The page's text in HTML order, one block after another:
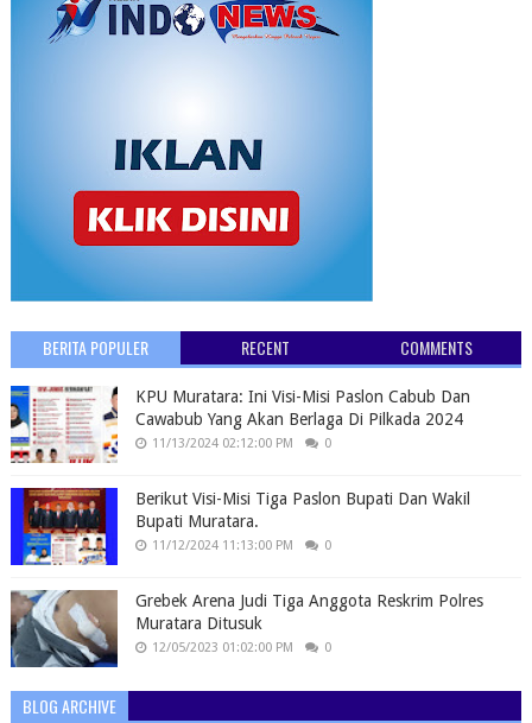
BERITA POPULER RECENT COMMENTS
KPU Muratara: Ini Visi-Misi Paslon Cabub Dan
Cawabub Yang Akan Berlaga Di Pilkada 2024
11/13/2024 02:12:00 PM 0
Berikut Visi-Misi Tiga Paslon Bupati Dan Wakil
Bupati Muratara.
11/12/2024 11:13:00 PM 0
Grebek Arena Judi Tiga Anggota Reskrim Polres
Muratara Ditusuk
12/05/2023 01:02:00 PM 0
BLOG ARCHIVE